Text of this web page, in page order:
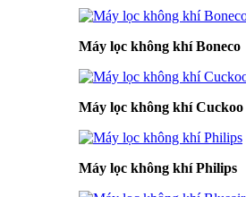
Máy lọc không khí Boneco
Máy lọc không khí Cuckoo
Máy lọc không khí Philips